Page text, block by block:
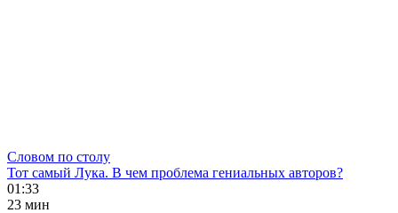
Словом по столу
Тот самый Лука. В чем проблема гениальных авторов?
01:33
23 мин